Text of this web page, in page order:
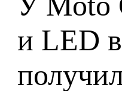
и LED